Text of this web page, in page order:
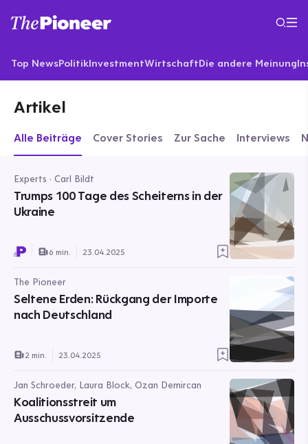
Top NewsPolitikInvestmentWirtschaftDie andere Meinung
Artikel
Alle Beiträge Cover Stories Zur Sache Interviews
Experts · Carl Bildt
Trumps 100 Tage des Scheiterns in der
Ukraine
6 min. 23.04.2025
The Pioneer
Seltene Erden: Rückgang der Importe
nach Deutschland
2 min. 23.04.2025
Jan Schroeder, Laura Block, Ozan Demircan
Koalitionsstreit um
Ausschussvorsitzende